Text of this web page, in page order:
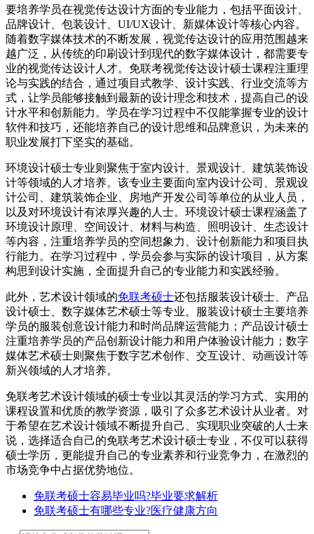
要培养学员在视觉传达设计方面的专业能力，包括平面设计、
品牌设计、包装设计、UI/UX设计、新媒体设计等核心内容。
随着数字媒体技术的不断发展，视觉传达设计的应用范围越来
越广泛，从传统的印刷设计到现代的数字媒体设计，都需要专
业的视觉传达设计人才。免联考视觉传达设计硕士课程注重理
论与实践的结合，通过项目式教学、设计实践、行业交流等方
式，让学员能够接触到最新的设计理念和技术，提高自己的设
计水平和创新能力。学员在学习过程中不仅能掌握专业的设计
软件和技巧，还能培养自己的设计思维和品牌意识，为未来的
职业发展打下坚实的基础。
环境设计硕士专业则聚焦于室内设计、景观设计、建筑装饰设
计等领域的人才培养。该专业主要面向室内设计公司、景观设
计公司、建筑装饰企业、房地产开发公司等单位的从业人员，
以及对环境设计有浓厚兴趣的人士。环境设计硕士课程涵盖了
环境设计原理、空间设计、材料与构造、照明设计、生态设计
等内容，注重培养学员的空间想象力、设计创新能力和项目执
行能力。在学习过程中，学员会参与实际的设计项目，从方案
构思到设计实施，全面提升自己的专业能力和实践经验。
此外，艺术设计领域的免联考硕士还包括服装设计硕士、产品
设计硕士、数字媒体艺术硕士等专业。服装设计硕士主要培养
学员的服装创意设计能力和时尚品牌运营能力；产品设计硕士
注重培养学员的产品创新设计能力和用户体验设计能力；数字
媒体艺术硕士则聚焦于数字艺术创作、交互设计、动画设计等
新兴领域的人才培养。
免联考艺术设计领域的硕士专业以其灵活的学习方式、实用的
课程设置和优质的教学资源，吸引了众多艺术设计从业者。对
于希望在艺术设计领域不断提升自己、实现职业突破的人士来
说，选择适合自己的免联考艺术设计硕士专业，不仅可以获得
硕士学历，更能提升自己的专业素养和行业竞争力，在激烈的
市场竞争中占据优势地位。
免联考硕士容易毕业吗?毕业要求解析
免联考硕士有哪些专业?医疗健康方向